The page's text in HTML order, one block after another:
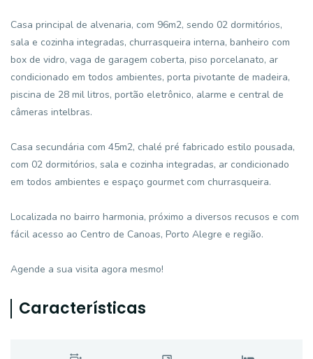
Casa principal de alvenaria, com 96m2, sendo 02 dormitórios,
sala e cozinha integradas, churrasqueira interna, banheiro com
box de vidro, vaga de garagem coberta, piso porcelanato, ar
condicionado em todos ambientes, porta pivotante de madeira,
piscina de 28 mil litros, portão eletrônico, alarme e central de
câmeras intelbras.
Casa secundária com 45m2, chalé pré fabricado estilo pousada,
com 02 dormitórios, sala e cozinha integradas, ar condicionado
em todos ambientes e espaço gourmet com churrasqueira.
Localizada no bairro harmonia, próximo a diversos recusos e com
fácil acesso ao Centro de Canoas, Porto Alegre e região.
Agende a sua visita agora mesmo!
Características